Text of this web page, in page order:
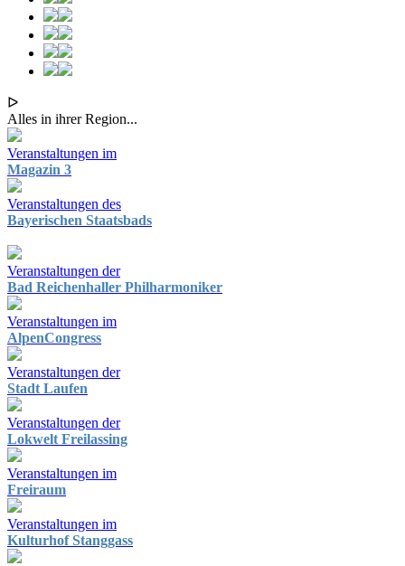
ᐅ
Alles in ihrer Region...
Veranstaltungen im
Magazin 3
Veranstaltungen des
Bayerischen Staatsbads
Veranstaltungen der
Bad Reichenhaller Philharmoniker
Veranstaltungen im
AlpenCongress
Veranstaltungen der
Stadt Laufen
Veranstaltungen der
Lokwelt Freilassing
Veranstaltungen im
Freiraum
Veranstaltungen im
Kulturhof Stanggass